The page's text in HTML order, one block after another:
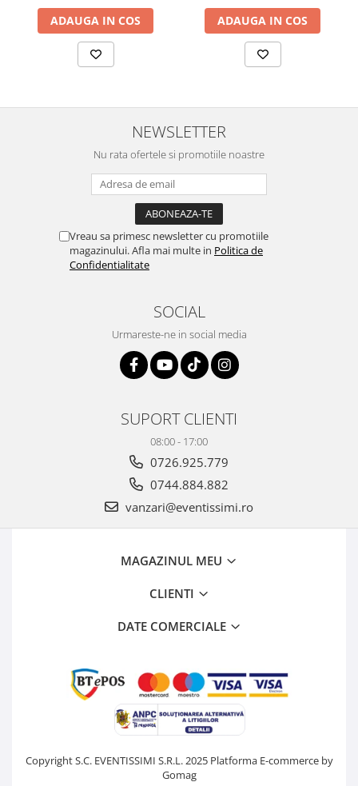
ADAUGA IN COS ADAUGA IN COS
NEWSLETTER
Nu rata ofertele si promotiile noastre
Vreau sa primesc newsletter cu promotiile
magazinului. Afla mai multe in Politica de
Confidentialitate
SOCIAL
Urmareste-ne in social media
SUPORT CLIENTI
08:00 - 17:00
0726.925.779
0744.884.882
vanzari@eventissimi.ro
MAGAZINUL MEU
CLIENTI
DATE COMERCIALE
Copyright S.C. EVENTISSIMI S.R.L. 2025 Platforma E-commerce by
Gomag